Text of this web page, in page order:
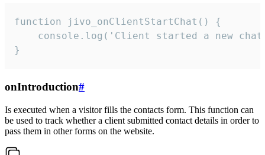
function jivo_onClientStartChat() {
console.log('Client started a new
}
onIntroduction#
Is executed when a visitor fills the contacts form. This function can
be used to track whether a client submitted contact details in order to
pass them in other forms on the website.